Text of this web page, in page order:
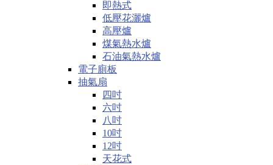
即熱式
低壓花灑爐
高壓爐
煤氣熱水爐
石油氣熱水爐
電子廁板
抽氣扇
四吋
六吋
八吋
10吋
12吋
天花式